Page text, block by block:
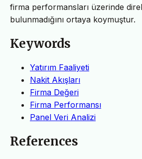
firma performansları üzerinde
bulunmadığını ortaya koymuştur.
Keywords
Yatırım Faaliyeti
Nakit Akışları
Firma Değeri
Firma Performansı
Panel Veri Analizi
References